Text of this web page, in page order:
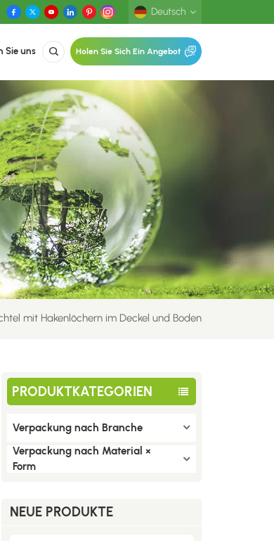
Deutsch
Deutsch
Sie uns Holen Sie Sich Ein Angebot
mit Hakenlöchern im Deckel und Boden
PRODUKTKATEGORIEN
Verpackung nach Branche
Verpackung nach Material ×
Form
NEUE PRODUKTE